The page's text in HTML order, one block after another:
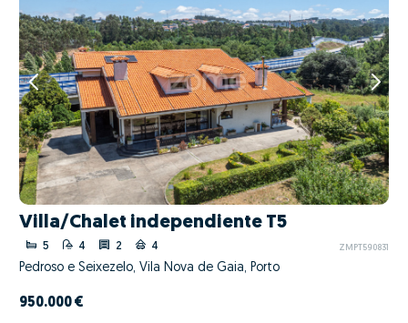
Villa/Chalet independiente T5
5 4 2 4 ZMPT590831
Pedroso e Seixezelo, Vila Nova de Gaia, Porto
950.000 €